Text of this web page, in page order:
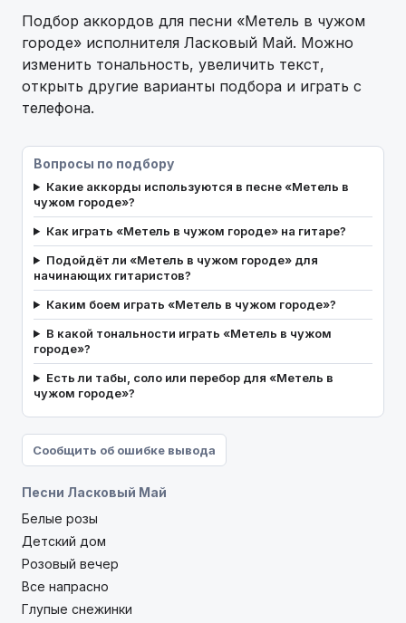
Песни Ласковый Май
Белые розы
Дeтcкий дoм
Розовый вечер
Вce нaпpacнo
Глупые снежинки
Сообщить об ошибке вывода
Подбор аккордов для песни «Метель в чужом
городе» исполнителя Ласковый Май. Можно
изменить тональность, увеличить текст,
открыть другие варианты подбора и играть с
телефона.
Вопросы по подбору
Какие аккорды используются в песне «Метель в
чужом городе»?
Как играть «Метель в чужом городе» на гитаре?
Подойдёт ли «Метель в чужом городе» для
начинающих гитаристов?
Каким боем играть «Метель в чужом городе»?
В какой тональности играть «Метель в чужом
городе»?
Есть ли табы, соло или перебор для «Метель в
чужом городе»?